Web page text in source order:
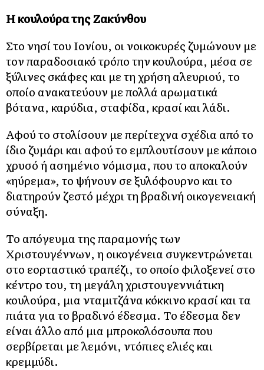
Η κουλούρα της Ζακύνθου
Στο νησί του Ιονίου, οι νοικοκυρές ζυμώνουν με
τον παραδοσιακό τρόπο την κουλούρα, μέσα σε
ξύλινες σκάφες και με τη χρήση αλευριού, το
οποίο ανακατεύουν με πολλά αρωματικά
βότανα, καρύδια, σταφίδα, κρασί και λάδι.
Αφού το στολίσουν με περίτεχνα σχέδια από το
ίδιο ζυμάρι και αφού το εμπλουτίσουν με κάποιο
χρυσό ή ασημένιο νόμισμα, που το αποκαλούν
«ηύρεμα», το ψήνουν σε ξυλόφουρνο και το
διατηρούν ζεστό μέχρι τη βραδινή οικογενειακή
σύναξη.
Το απόγευμα της παραμονής των
Χριστουγέννων, η οικογένεια συγκεντρώνεται
στο εορταστικό τραπέζι, το οποίο φιλοξενεί στο
κέντρο του, τη μεγάλη χριστουγεννιάτικη
κουλούρα, μια νταμιτζάνα κόκκινο κρασί και τα
πιάτα για το βραδινό έδεσμα. Το έδεσμα δεν
είναι άλλο από μια μπροκολόσουπα που
σερβίρεται με λεμόνι, ντόπιες ελιές και
κρεμμύδι.